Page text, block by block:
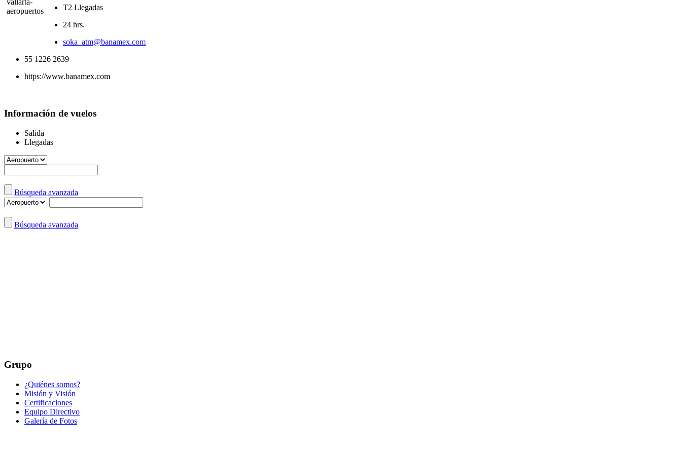
T2 Llegadas
24 hrs.
soka_atm@banamex.com
55 1226 2639
https://www.banamex.com
Información de vuelos
Salida
Llegadas
Búsqueda avanzada
Búsqueda avanzada
Grupo
¿Quiénes somos?
Misión y Visión
Certificaciones
Equipo Directivo
Galería de Fotos